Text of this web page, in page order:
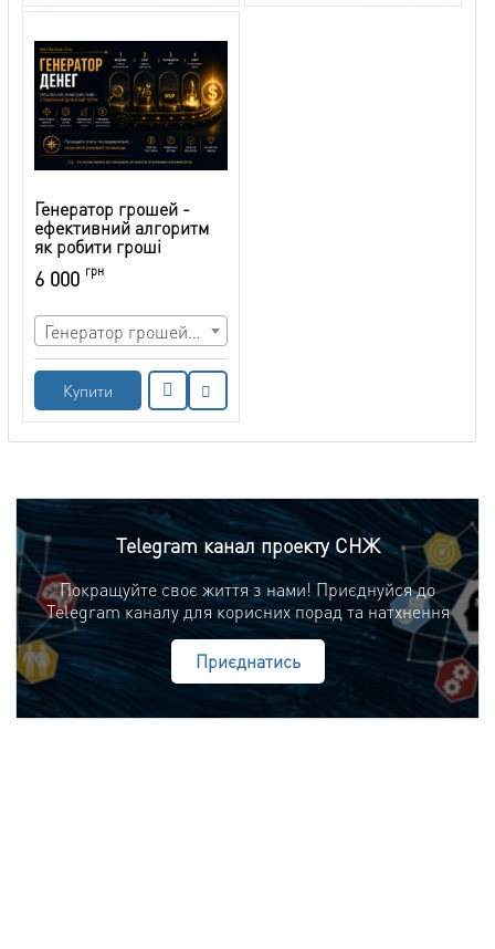
Генератор грошей -
ефективний алгоритм
як робити гроші
6 000 грн
Генератор грошей частина 1 (чотирьох фазовий метод)
Купити
Telegram канал проекту СНЖ
Покращуйте своє життя з нами! Приєднуйся до
Telegram каналу для корисних порад та натхнення
Приєднатись